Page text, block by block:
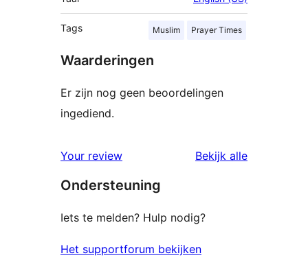
Tags Muslim Prayer Times
Waarderingen
Er zijn nog geen beoordelingen
ingediend.
Your review Bekijk alle
Ondersteuning
Iets te melden? Hulp nodig?
Het supportforum bekijken